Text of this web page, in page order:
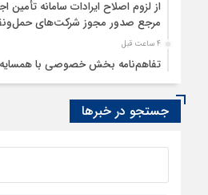
از لزوم اصلاح ایرادات سامانه تأمین
مرجع صدور مجوز شرکت‌های
4 ساعت قبل
تفاهم‌نامه بخش خصوصی با
5 ساعت قبل
سود اقتصاد‌ها از هوش مصنوعی
جستجو در خبرها